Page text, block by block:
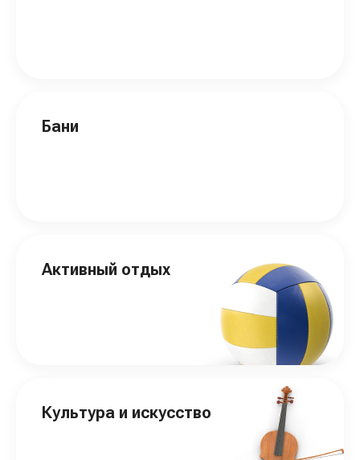
Бани
Активный отдых
Культура и искусство